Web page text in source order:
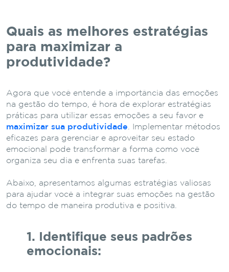
Quais as melhores estratégias
para maximizar a
produtividade?
Agora que você entende a importância das emoções
na gestão do tempo, é hora de explorar estratégias
práticas para utilizar essas emoções a seu favor e
maximizar sua produtividade . Implementar métodos
eficazes para gerenciar e aproveitar seu estado
emocional pode transformar a forma como você
organiza seu dia e enfrenta suas tarefas.
Abaixo, apresentamos algumas estratégias valiosas
para ajudar você a integrar suas emoções na gestão
do tempo de maneira produtiva e positiva.
1. Identifique seus padrões
emocionais: